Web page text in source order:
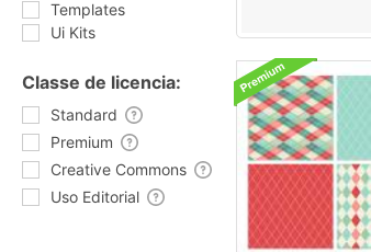
Templates
Ui Kits
Classe de licencia:
Standard
Premium
Creative Commons
Uso Editorial